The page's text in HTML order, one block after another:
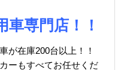
車専門店！！
が在庫200台以上！！
ーもすべてお任せくだ